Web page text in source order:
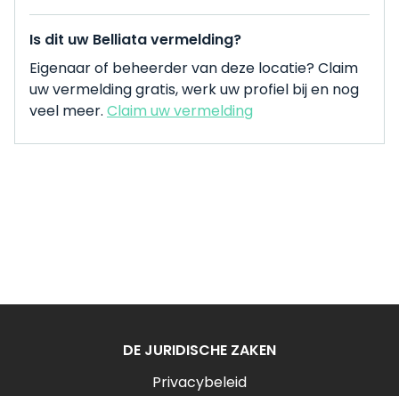
Is dit uw Belliata vermelding?
Eigenaar of beheerder van deze locatie? Claim
uw vermelding gratis, werk uw profiel bij en nog
veel meer. Claim uw vermelding
DE JURIDISCHE ZAKEN
Privacybeleid